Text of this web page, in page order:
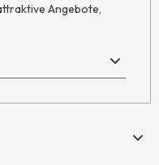
Angebote,